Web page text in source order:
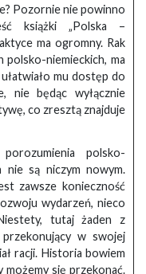
Pozornie nie powinno
książki „Polska –
ma ogromny. Rak
polsko-niemieckich, ma
mu dostęp do
nie będąc wyłącznie
co zresztą znajduje
polsko-
nie są niczym nowym.
zawsze konieczność
wydarzeń, nieco
tutaj żaden z
w swojej
racji. Historia bowiem
możemy się przekonać.